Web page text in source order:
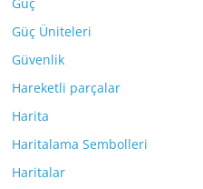
Güç
Güç Üniteleri
Güvenlik
Hareketli parçalar
Harita
Haritalama Sembolleri
Haritalar